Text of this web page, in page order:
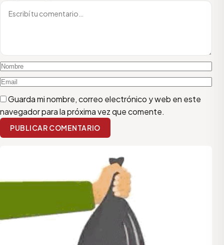
Guarda mi nombre, correo electrónico y web en este
navegador para la próxima vez que comente.
PUBLICAR COMENTARIO